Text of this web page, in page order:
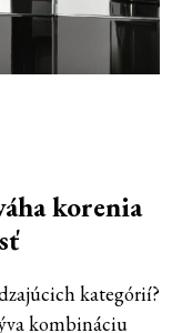
korenia
kategórií?
kombináciu